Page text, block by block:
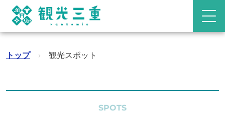
トップ › 観光スポット
SPOTS